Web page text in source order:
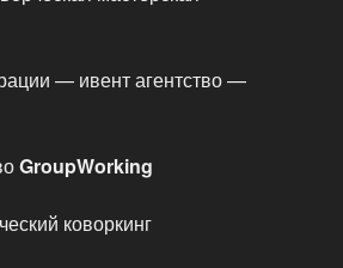
— ивент агентство —
GroupWorking
коворкинг